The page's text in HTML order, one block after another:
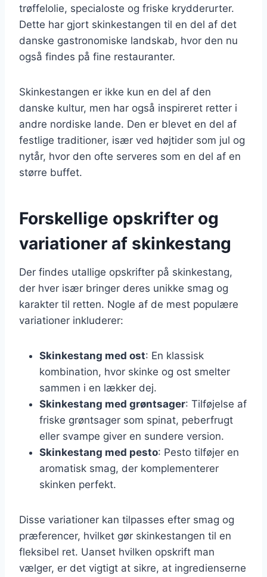
trøffelolie, specialoste og friske krydderurter.
Dette har gjort skinkestangen til en del af det
danske gastronomiske landskab, hvor den nu
også findes på fine restauranter.
Skinkestangen er ikke kun en del af den
danske kultur, men har også inspireret retter i
andre nordiske lande. Den er blevet en del af
festlige traditioner, især ved højtider som jul og
nytår, hvor den ofte serveres som en del af en
større buffet.
Forskellige opskrifter og
variationer af skinkestang
Der findes utallige opskrifter på skinkestang,
der hver især bringer deres unikke smag og
karakter til retten. Nogle af de mest populære
variationer inkluderer:
Skinkestang med ost: En klassisk
kombination, hvor skinke og ost smelter
sammen i en lækker dej.
Skinkestang med grøntsager: Tilføjelse af
friske grøntsager som spinat, peberfrugt
eller svampe giver en sundere version.
Skinkestang med pesto: Pesto tilføjer en
aromatisk smag, der komplementerer
skinken perfekt.
Disse variationer kan tilpasses efter smag og
præferencer, hvilket gør skinkestangen til en
fleksibel ret. Uanset hvilken opskrift man
vælger, er det vigtigt at sikre, at ingredienserne